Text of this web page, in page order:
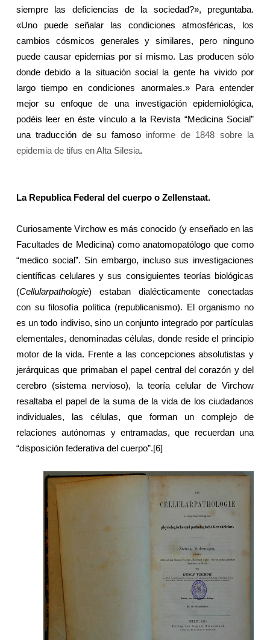
siempre las deficiencias de la sociedad?», preguntaba.
«Uno puede señalar las condiciones atmosféricas, los
cambios cósmicos generales y similares, pero ninguno
puede causar epidemias por sí mismo. Las producen sólo
donde debido a la situación social la gente ha vivido por
largo tiempo en condiciones anormales.» Para entender
mejor su enfoque de una investigación epidemiológica,
podéis leer en éste vínculo a
la Revista “Medicina Social”
una traducción de su famoso informe de 1848 sobre la
epidemia de tifus en Alta Silesia.
La Republica Federal del cuerpo o Zellenstaat.
Curiosamente Virchow es más conocido (y enseñado en las
Facultades de Medicina) como anatomopatólogo que como
“medico social”. Sin embargo, incluso sus investigaciones
científicas celulares y sus consiguientes teorías biológicas
(Cellularpathologie) estaban dialécticamente conectadas
con su filosofía política (republicanismo). El organismo no
es un todo indiviso, sino un conjunto integrado por partículas
elementales, denominadas células, donde reside el principio
motor de la vida. Frente a las concepciones absolutistas y
jerárquicas que primaban el papel central del corazón y del
cerebro (sistema nervioso), la teoría celular de Virchow
resaltaba el papel de la suma de la vida de los ciudadanos
individuales, las células, que forman un complejo de
relaciones autónomas y entramadas, que recuerdan una
“disposición federativa del cuerpo”.[6]